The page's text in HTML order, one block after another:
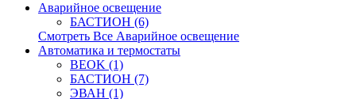
Аварийное освещение
БАСТИОН (6)
Смотреть Все Аварийное освещение
Автоматика и термостаты
BEOK (1)
БАСТИОН (7)
ЭВАН (1)